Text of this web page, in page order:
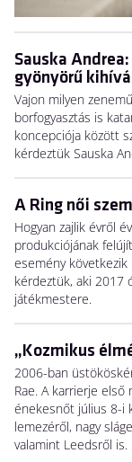
Sauska
gyönyörű
Vajon milyen
borfogyasztás is
koncepciója között
kérdeztük Sauska
A Ring női
Hogyan zajlik évről
produkciójának
esemény következik
kérdeztük, aki 2017
játékmestere.
„Kozmikus
2006-ban
Rae. A karrierje első
énekesnőt július 8-i
lemezéről, nagy
valamint Leedsről is.